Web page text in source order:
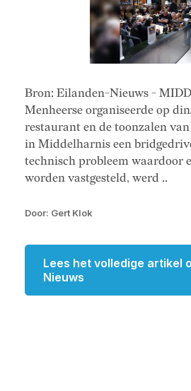
Bron: Eilanden-Nieuws -
Menheerse organiseerde op
restaurant en de toonzalen
in Middelharnis een
technisch probleem waardoor
worden vastgesteld, werd ..
Door: Gert Klok
Lees het volledige artikel
Nieuws